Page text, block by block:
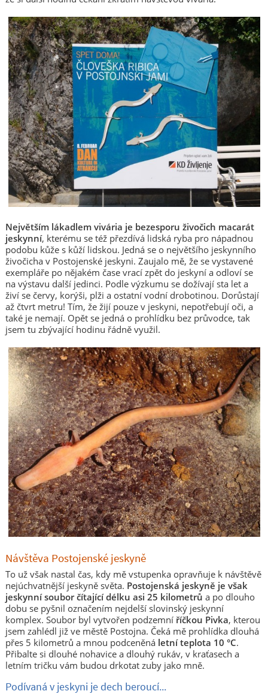
Největším lákadlem vivária je bezesporu živočich macarát
jeskynní, kterému se též přezdívá lidská ryba pro nápadnou
podobu kůže s kůží lidskou. Jedná se o největšího jeskynního
živočicha v Postojenské jeskyni. Zaujalo mě, že se vystavené
exempláře po nějakém čase vrací zpět do jeskyní a odloví se
na výstavu další jedinci. Podle výzkumu se dožívají sta let a
živí se červy, korýši, plži a ostatní vodní drobotinou. Dorůstají
až čtvrt metru! Tím, že žijí pouze v jeskyni, nepotřebují oči, a
také je nemají. Opět se jedná o prohlídku bez průvodce, tak
jsem tu zbývající hodinu řádně využil.
Návštěva Postojenské jeskyně
To už však nastal čas, kdy mě vstupenka opravňuje k návštěvě
nejúchvatnější jeskyně světa. Postojenská jeskyně je však
jeskynní soubor čítající délku asi 25 kilometrů a po dlouho
dobu se pyšnil označením nejdelší slovinský jeskynní
komplex. Soubor byl vytvořen podzemní říčkou Pivka, kterou
jsem zahlédl již ve městě Postojna. Čeká mě prohlídka dlouhá
přes 5 kilometrů a mnou podceněná letní teplota 10 °C.
Přibalte si dlouhé nohavice a dlouhý rukáv, v kraťasech a
letním tričku vám budou drkotat zuby jako mně.
Podívaná v jeskyni je dech beroucí...